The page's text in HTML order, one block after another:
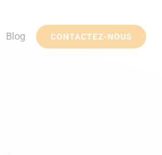
Blog CONTACTEZ-NOUS